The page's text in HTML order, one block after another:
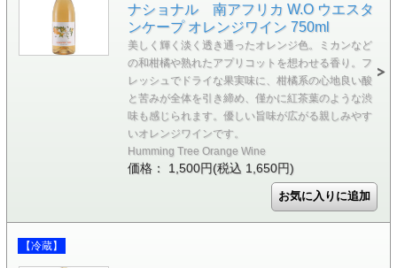
ナショナル 南アフリカ W.O ウエスタ
ンケープ オレンジワイン 750ml
美しく輝く淡く透き通ったオレンジ色。ミカンなど
の和柑橘や熟れたアプリコットを想わせる香り。フ
レッシュでドライな果実味に、柑橘系の心地良い酸
と苦みが全体を引き締め、僅かに紅茶葉のような渋
味も感じられます。優しい旨味が広がる親しみやす
いオレンジワインです。
Humming Tree Orange Wine
価格： 1,500円(税込 1,650円)
【冷蔵】